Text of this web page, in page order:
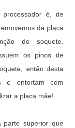
é, de
da placa
do soquete.
os pinos de
então desta
e entortam com
a placa mãe!
parte superior que